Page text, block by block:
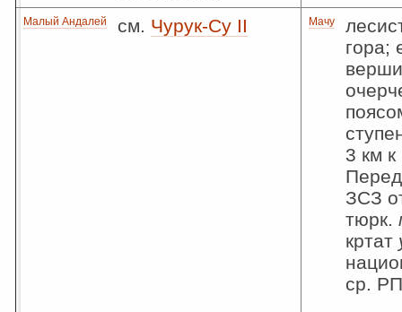
Малый Андалей см. Чурук-Су II Мачу
гора;
3 км
ЗСЗ
тюрк.
кртат
ср.